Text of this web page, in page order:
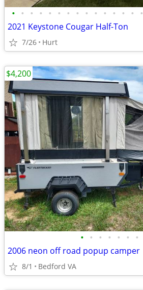
• • • • • • • • • • • • • • •
2021 Keystone Cougar Half-Ton
7/26 Hurt
• • • • • • •
2006 neon off road popup camper
8/1 Bedford VA
$4,200